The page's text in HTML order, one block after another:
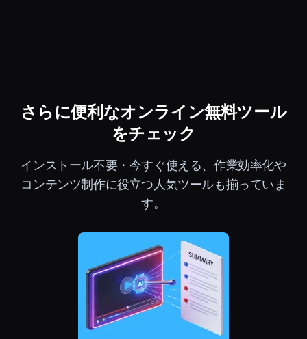
さらに便利なオンライン無料ツール
をチェック
インストール不要・今すぐ使える、作業効率化や
コンテンツ制作に役立つ人気ツールも揃っていま
す。